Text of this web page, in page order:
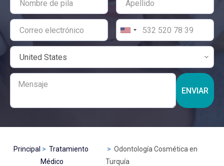
ENVIAR
Principal
Tratamiento
Médico
Odontología Cosmética en
Turquía